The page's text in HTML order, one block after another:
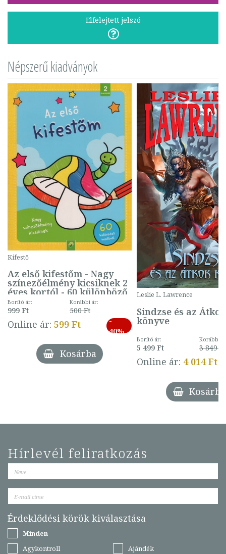
Elfelejtett jelszó
Népszerű kiadványok
Kifestő
Az első kifestőm - Nagy
színezőélmény kicsiknek 2
éves kortól - 60 különböző
mintával (gombás)
Borító ár:
999 Ft
Korábbi ár:
500 Ft
Online ár: 599 Ft
-
40%
Kosárba
Leslie L. Lawrence
Sindzse és az Átkok
könyve
Borító ár:
5 499 Ft
Korábbi
3 849 Ft
Online ár: 4 014 Ft
Kosárba
Hírlevél feliratkozás
Érdeklődési körök kiválasztása
Minden
Agykontroll
Ajándék